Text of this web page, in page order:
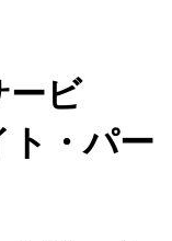
ービ
ト・パー